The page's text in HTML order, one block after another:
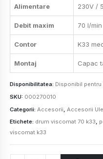
Alimentare 230V /
Debit maxim 70 l/min
Contor K33
Montaj Capac
Disponibilitatea: Disponibil
SKU: 000270010
Categorii: Accesorii Accesorii
Etichete: drum viscomat 70 k33,
viscomat k33